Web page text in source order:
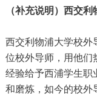
（补充说明）西交
西交利物浦大学校
位校外导师，用他
经验给予西浦学生职
和磨炼，如今的校外